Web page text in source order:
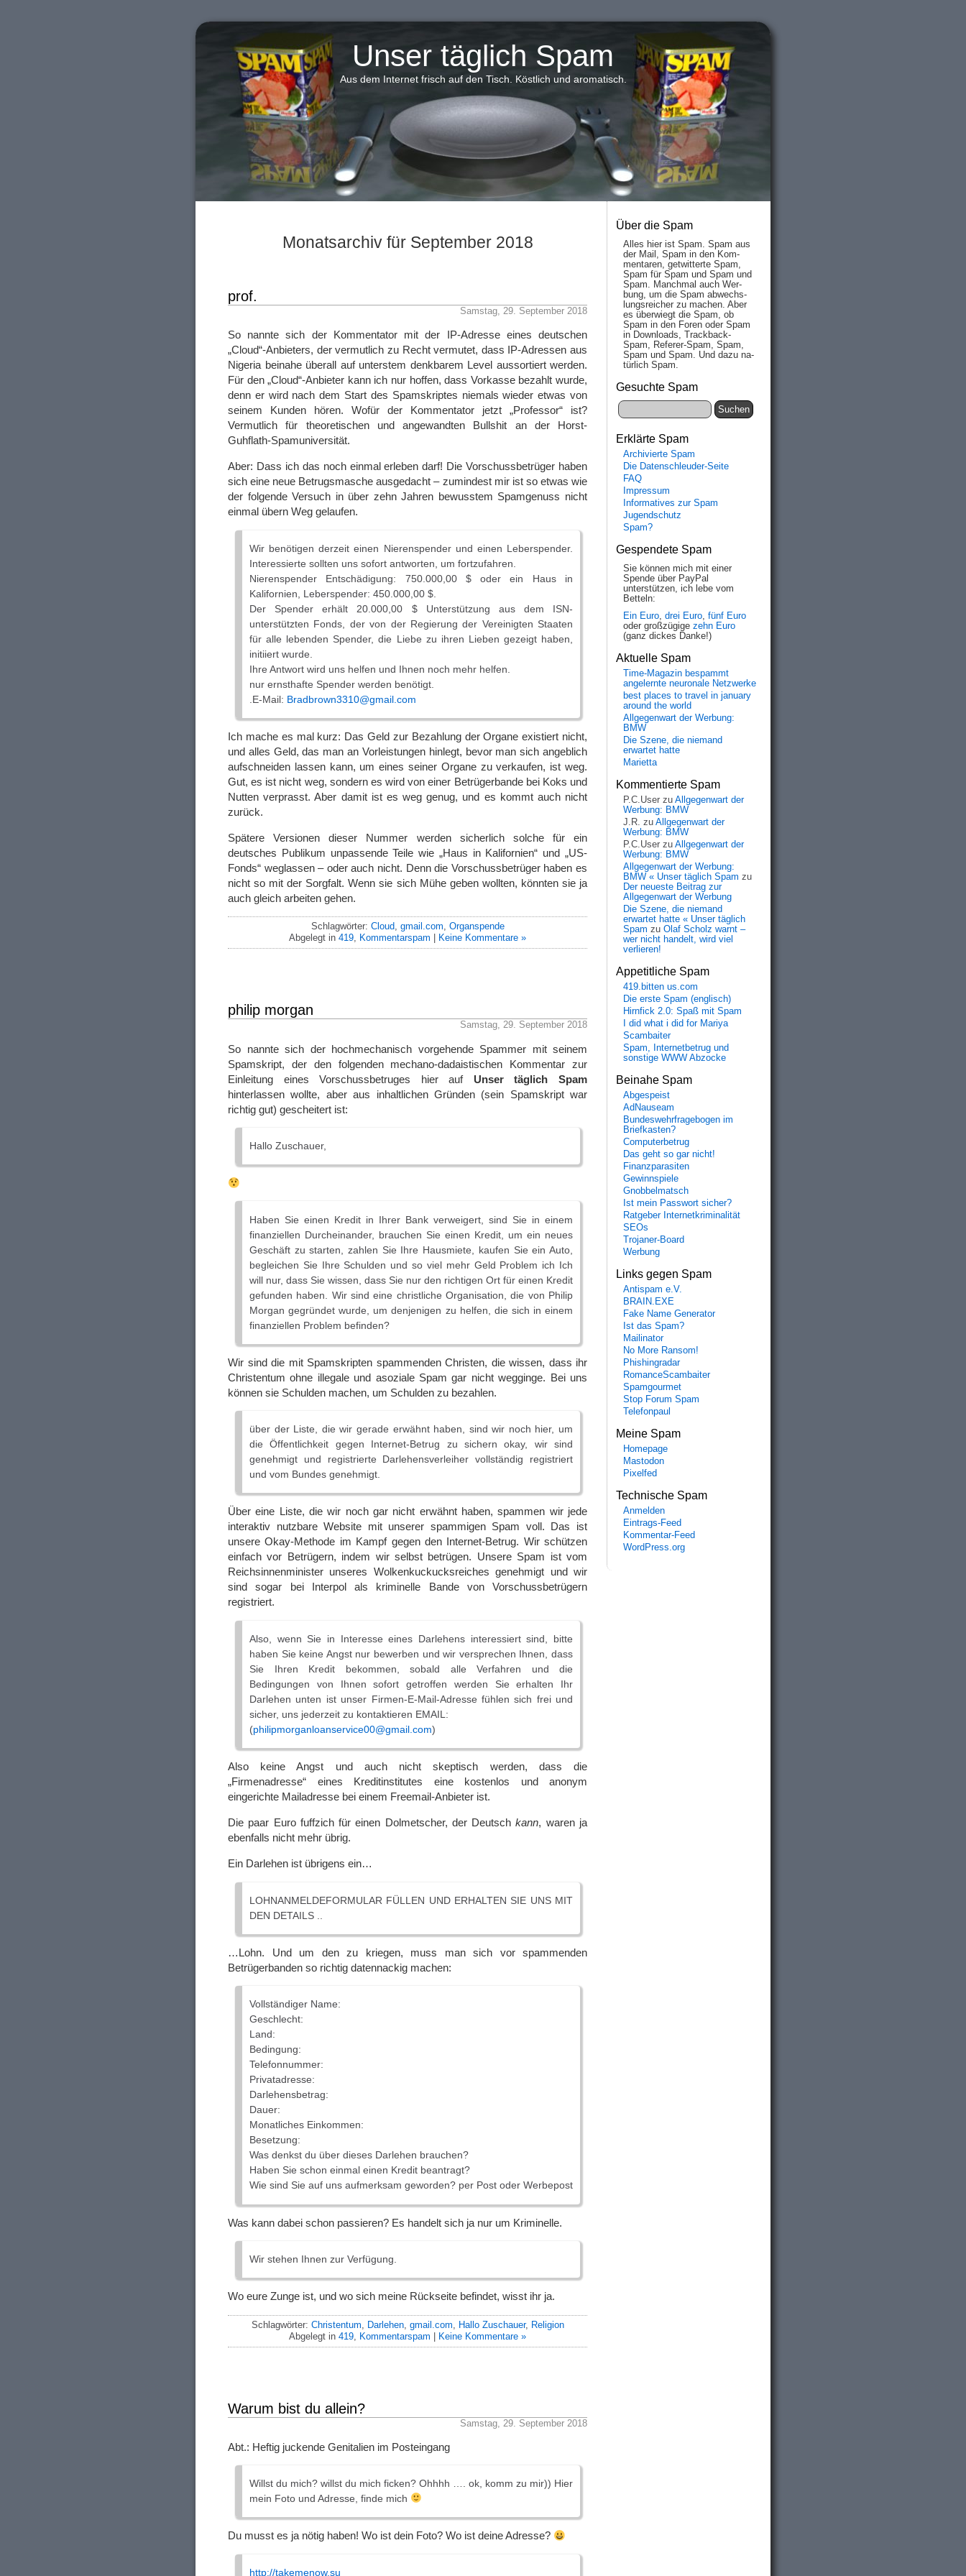
Unser täglich Spam
Aus dem Internet frisch auf den Tisch. Köstlich und aromatisch.
Monatsarchiv für September 2018
prof.
Samstag, 29. September 2018
So nannte sich der Kommentator mit der IP-Adresse eines deutschen
„Cloud“-Anbieters, der vermutlich zu Recht vermutet, dass IP-Adressen aus
Nigeria beinahe überall auf unterstem denkbarem Level aussortiert werden.
Für den „Cloud“-Anbieter kann ich nur hoffen, dass Vorkasse bezahlt wurde,
denn er wird nach dem Start des Spamskriptes niemals wieder etwas von
seinem Kunden hören. Wofür der Kommentator jetzt „Professor“ ist?
Vermutlich für theoretischen und angewandten Bullshit an der Horst-
Guhflath-Spamuniversität.
Aber: Dass ich das noch einmal erleben darf! Die Vorschussbetrüger haben
sich eine neue Betrugsmasche ausgedacht – zumindest mir ist so etwas wie
der folgende Versuch in über zehn Jahren bewusstem Spamgenuss nicht
einmal übern Weg gelaufen.
Wir benötigen derzeit einen Nierenspender und einen Leberspender.
Interessierte sollten uns sofort antworten, um fortzufahren.
Nierenspender Entschädigung: 750.000,00 $ oder ein Haus in
Kalifornien, Leberspender: 450.000,00 $.
Der Spender erhält 20.000,00 $ Unterstützung aus dem ISN-
unterstützten Fonds, der von der Regierung der Vereinigten Staaten
für alle lebenden Spender, die Liebe zu ihren Lieben gezeigt haben,
initiiert wurde.
Ihre Antwort wird uns helfen und Ihnen noch mehr helfen.
nur ernsthafte Spender werden benötigt.
.E-Mail: Bradbrown3310@gmail.com
Ich mache es mal kurz: Das Geld zur Bezahlung der Organe existiert nicht,
und alles Geld, das man an Vorleistungen hinlegt, bevor man sich angeblich
aufschneiden lassen kann, um eines seiner Organe zu verkaufen, ist weg.
Gut, es ist nicht weg, sondern es wird von einer Betrügerbande bei Koks und
Nutten verprasst. Aber damit ist es weg genug, und es kommt auch nicht
zurück.
Spätere Versionen dieser Nummer werden sicherlich solche für ein
deutsches Publikum unpassende Teile wie „Haus in Kalifornien“ und „US-
Fonds“ weglassen – oder auch nicht. Denn die Vorschussbetrüger haben es
nicht so mit der Sorgfalt. Wenn sie sich Mühe geben wollten, könnten sie ja
auch gleich arbeiten gehen.
Schlagwörter: Cloud, gmail.com, Organspende
Abgelegt in 419, Kommentarspam Keine Kommentare »
philip morgan
Samstag, 29. September 2018
So nannte sich der hochmechanisch vorgehende Spammer mit seinem
Spamskript, der den folgenden mechano-dadaistischen Kommentar zur
Einleitung eines Vorschussbetruges hier auf Unser täglich Spam
hinterlassen wollte, aber aus inhaltlichen Gründen (sein Spamskript war
richtig gut) gescheitert ist:
Hallo Zuschauer,
Haben Sie einen Kredit in Ihrer Bank verweigert, sind Sie in einem
finanziellen Durcheinander, brauchen Sie einen Kredit, um ein neues
Geschäft zu starten, zahlen Sie Ihre Hausmiete, kaufen Sie ein Auto,
begleichen Sie Ihre Schulden und so viel mehr Geld Problem ich Ich
will nur, dass Sie wissen, dass Sie nur den richtigen Ort für einen Kredit
gefunden haben. Wir sind eine christliche Organisation, die von Philip
Morgan gegründet wurde, um denjenigen zu helfen, die sich in einem
finanziellen Problem befinden?
Wir sind die mit Spamskripten spammenden Christen, die wissen, dass ihr
Christentum ohne illegale und asoziale Spam gar nicht wegginge. Bei uns
können sie Schulden machen, um Schulden zu bezahlen.
über der Liste, die wir gerade erwähnt haben, sind wir noch hier, um
die Öffentlichkeit gegen Internet-Betrug zu sichern okay, wir sind
genehmigt und registrierte Darlehensverleiher vollständig registriert
und vom Bundes genehmigt.
Über eine Liste, die wir noch gar nicht erwähnt haben, spammen wir jede
interaktiv nutzbare Website mit unserer spammigen Spam voll. Das ist
unsere Okay-Methode im Kampf gegen den Internet-Betrug. Wir schützen
einfach vor Betrügern, indem wir selbst betrügen. Unsere Spam ist vom
Reichsinnenminister unseres Wolkenkuckucksreiches genehmigt und wir
sind sogar bei Interpol als kriminelle Bande von Vorschussbetrügern
registriert.
Also, wenn Sie in Interesse eines Darlehens interessiert sind, bitte
haben Sie keine Angst nur bewerben und wir versprechen Ihnen, dass
Sie Ihren Kredit bekommen, sobald alle Verfahren und die
Bedingungen von Ihnen sofort getroffen werden Sie erhalten Ihr
Darlehen unten ist unser Firmen-E-Mail-Adresse fühlen sich frei und
sicher, uns jederzeit zu kontaktieren EMAIL:
(philipmorganloanservice00@gmail.com)
Also keine Angst und auch nicht skeptisch werden, dass die
„Firmenadresse“ eines Kreditinstitutes eine kostenlos und anonym
eingerichte Mailadresse bei einem Freemail-Anbieter ist.
Die paar Euro fuffzich für einen Dolmetscher, der Deutschkann, waren ja
ebenfalls nicht mehr übrig.
Ein Darlehen ist übrigens ein…
LOHNANMELDEFORMULAR FÜLLEN UND ERHALTEN SIE UNS MIT
DEN DETAILS ..
…Lohn. Und um den zu kriegen, muss man sich vor spammenden
Betrügerbanden so richtig datennackig machen:
Vollständiger Name:
Geschlecht:
Land:
Bedingung:
Telefonnummer:
Privatadresse:
Darlehensbetrag:
Dauer:
Monatliches Einkommen:
Besetzung:
Was denkst du über dieses Darlehen brauchen?
Haben Sie schon einmal einen Kredit beantragt?
Wie sind Sie auf uns aufmerksam geworden? per Post oder Werbepost
Was kann dabei schon passieren? Es handelt sich ja nur um Kriminelle.
Wir stehen Ihnen zur Verfügung.
Wo eure Zunge ist, und wo sich meine Rückseite befindet, wisst ihr ja.
Schlagwörter: Christentum Darlehen, gmail.com Hallo Zuschauer, Religion
Abgelegt in 419 Kommentarspam | Keine Kommentare »
Warum bist du allein?
Samstag, 29. September 2018
Abt.: Heftig juckende Genitalien im Posteingang
Willst du mich? willst du mich ficken? Ohhhh …. ok, komm zu mir)) Hier
mein Foto und Adresse, finde mich
Du musst es ja nötig haben! Wo ist dein Foto? Wo ist deine Adresse?
http://takemenow.su
Über die Spam
Alles hier ist Spam. Spam aus
der Mail, Spam in den Kom­
men­taren, ge­twit­ter­te Spam,
Spam für Spam und Spam und
Spam. Manch­mal auch Wer­
bung, um die Spam ab­wechs­
lungs­reich­er zu mach­en. Aber
es über­wiegt die Spam, ob
Spam in den Fo­ren oder Spam
in Down­loads, Track­back-
Spam, Re­fe­rer-Spam, Spam,
Spam und Spam. Und da­zu na­
tür­lich Spam.
Gesuchte Spam
Erklärte Spam
Archivierte Spam
Die Datenschleuder-Seite
FAQ
Impressum
Informatives zur Spam
Jugendschutz
Spam?
Gespendete Spam
Sie können mich mit einer
Spende über PayPal
unterstützen, ich lebe vom
Betteln:
Ein Euro, drei Euro, fünf Euro
oder großzügige zehn Euro
(ganz dickes Danke!)
Aktuelle Spam
Time-Magazin bespammt
angelernte neuronale Netzwerke
best places to travel in january
around the world
Allgegenwart der Werbung:
BMW
Die Szene, die niemand
erwartet hatte
Marietta
Kommentierte Spam
P.C.User zu Allgegenwart der
Werbung: BMW
J.R. zu Allgegenwart der
Werbung: BMW
P.C.User zu Allgegenwart der
Werbung: BMW
Allgegenwart der Werbung:
BMW « Unser täglich Spam zu
Der neueste Beitrag zur
Allgegenwart der Werbung
Die Szene, die niemand
erwartet hatte « Unser täglich
Spam zu Olaf Scholz warnt –
wer nicht handelt, wird viel
verlieren!
Appetitliche Spam
419.bitten us.com
Die erste Spam (englisch)
Hirnfick 2.0: Spaß mit Spam
I did what i did for Mariya
Scambaiter
Spam, Internetbetrug und
sonstige WWW Abzocke
Beinahe Spam
Abgespeist
AdNauseam
Bundeswehrfragebogen im
Briefkasten?
Computerbetrug
Das geht so gar nicht!
Finanzparasiten
Gewinnspiele
Gnobbelmatsch
Ist mein Passwort sicher?
Ratgeber Internetkriminalität
SEOs
Trojaner-Board
Werbung
Links gegen Spam
Antispam e.V.
BRAIN.EXE
Fake Name Generator
Ist das Spam?
Mailinator
No More Ransom!
Phishingradar
RomanceScambaiter
Spamgourmet
Stop Forum Spam
Telefonpaul
Meine Spam
Homepage
Mastodon
Pixelfed
Technische Spam
Anmelden
Eintrags-Feed
Kommentar-Feed
WordPress.org